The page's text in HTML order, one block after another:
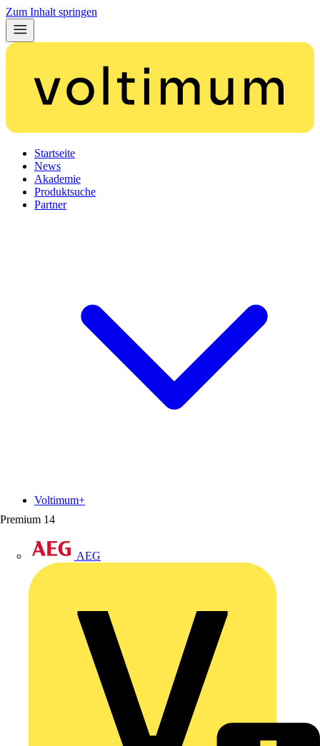
Zum Inhalt springen
Startseite
News
Akademie
Produktsuche
Partner
Premium 14
AEG
Voltimum+